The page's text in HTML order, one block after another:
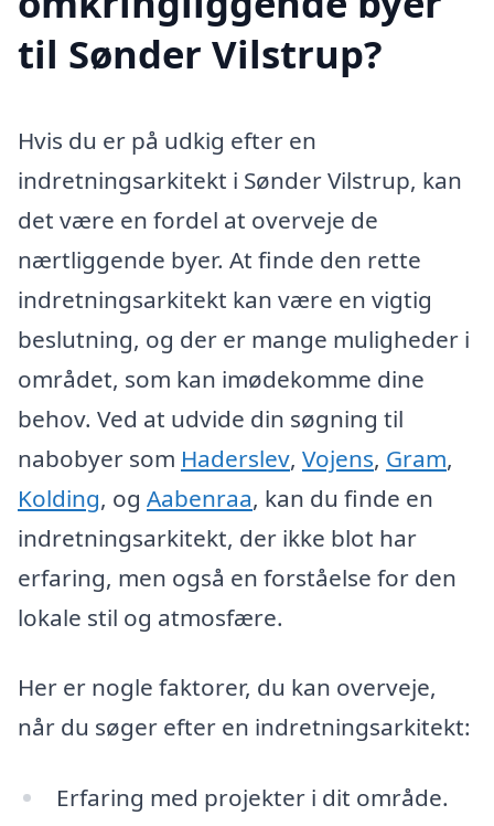
til Sønder Vilstrup?
Hvis du er på udkig efter en
indretningsarkitekt i Sønder Vilstrup, kan
det være en fordel at overveje de
nærtliggende byer. At finde den rette
indretningsarkitekt kan være en vigtig
beslutning, og der er mange muligheder i
området, som kan imødekomme dine
behov. Ved at udvide din søgning til
nabobyer som Haderslev, Vojens, Gram,
Kolding, og Aabenraa, kan du finde en
indretningsarkitekt, der ikke blot har
erfaring, men også en forståelse for den
lokale stil og atmosfære.
Her er nogle faktorer, du kan overveje,
når du søger efter en indretningsarkitekt:
Erfaring med projekter i dit område.